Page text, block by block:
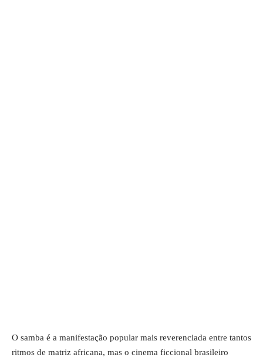
O samba é a manifestação popular mais reverenciada entre tantos
ritmos de matriz africana, mas o cinema ficcional brasileiro